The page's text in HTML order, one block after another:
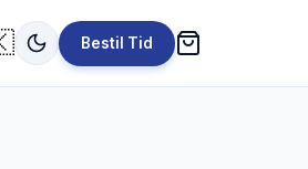
Bestil Tid